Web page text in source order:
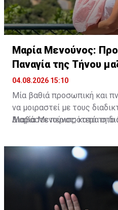
Μαρία Μενούνος:
Παναγία της Τήνου
04.08.2026 15:10
Μία βαθιά προσωπική και
να μοιραστεί με τους
Μαρία Μενούνος, κατά τη
πλευρό της τη μικρή της
προσκύνημα που, όπως
σημασία για την ίδια.
Διαβάστε περισσότερα